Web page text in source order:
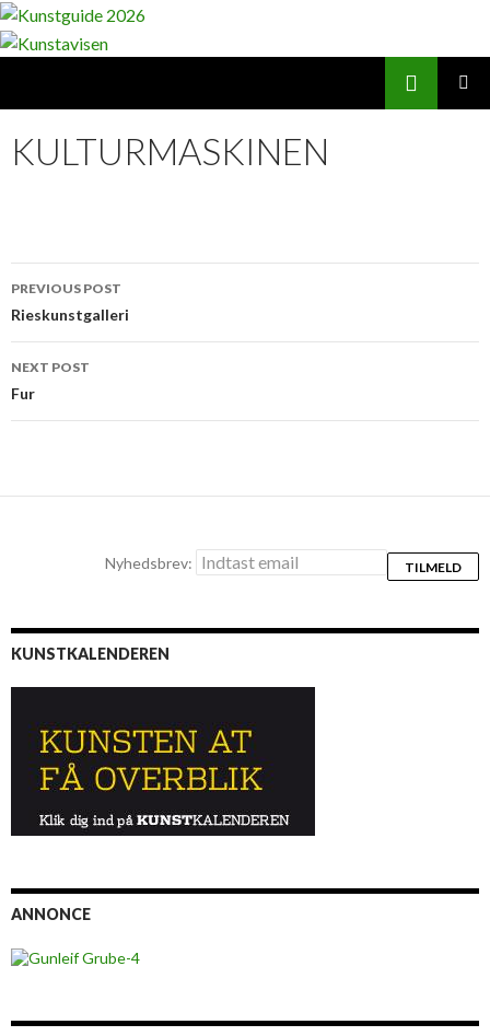
CONTENT
KULTURMASKINEN
Post
navigation
PREVIOUS POST
Rieskunstgalleri
NEXT POST
Fur
Nyhedsbrev:
KUNSTKALENDEREN
ANNONCE